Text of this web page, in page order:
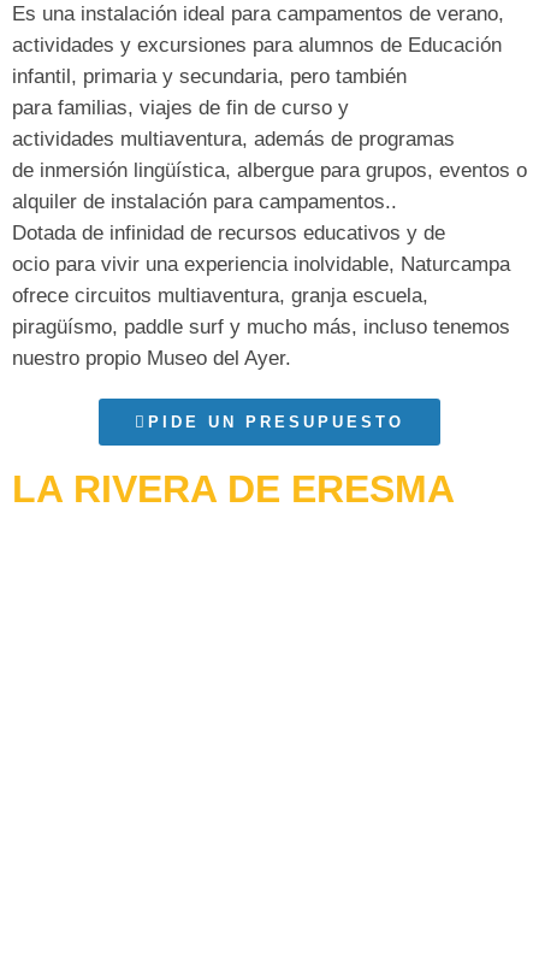
Es una instalación ideal para campamentos de verano,
actividades y excursiones para alumnos de Educación
infantil, primaria y secundaria, pero también
para familias, viajes de fin de curso y
actividades multiaventura, además de programas
de inmersión lingüística, albergue para grupos, eventos o
alquiler de instalación para campamentos..
Dotada de infinidad de recursos educativos y de
ocio para vivir una experiencia inolvidable, Naturcampa
ofrece circuitos multiaventura, granja escuela,
piragüísmo, paddle surf y mucho más, incluso tenemos
nuestro propio Museo del Ayer.
PIDE UN PRESUPUESTO
LA RIVERA DE ERESMA